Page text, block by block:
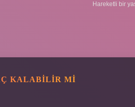
Hareketli bir
KALABILIR MI